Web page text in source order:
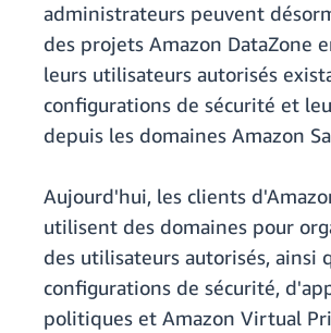
administrateurs peuvent
des projets Amazon DataZone
leurs utilisateurs autorisés
configurations de sécurité et
depuis les domaines Amazon
Aujourd'hui, les clients
utilisent des domaines pour
des utilisateurs autorisés, ainsi
configurations de sécurité,
politiques et Amazon Virtual